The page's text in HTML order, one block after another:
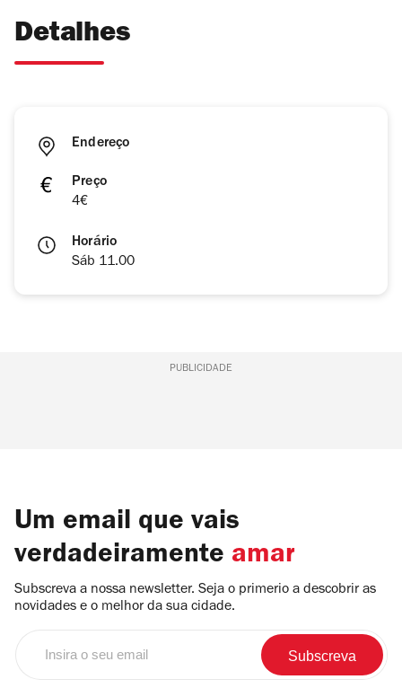
Detalhes
Endereço
Preço
4€
Horário
Sáb 11.00
PUBLICIDADE
Um email que vais
verdadeiramente amar
Subscreva a nossa newsletter. Seja o primerio a descobrir as
novidades e o melhor da sua cidade.